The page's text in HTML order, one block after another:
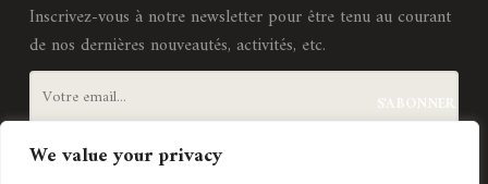
We value your privacy
Inscrivez-vous à notre newsletter pour être tenu au courant
de nos dernières nouveautés, activités, etc.
J'accepte lestermes et conditions